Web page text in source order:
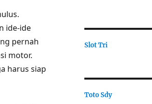
ide-ide
pernah
motor.
harus siap
Slot Tri
Toto Sdy